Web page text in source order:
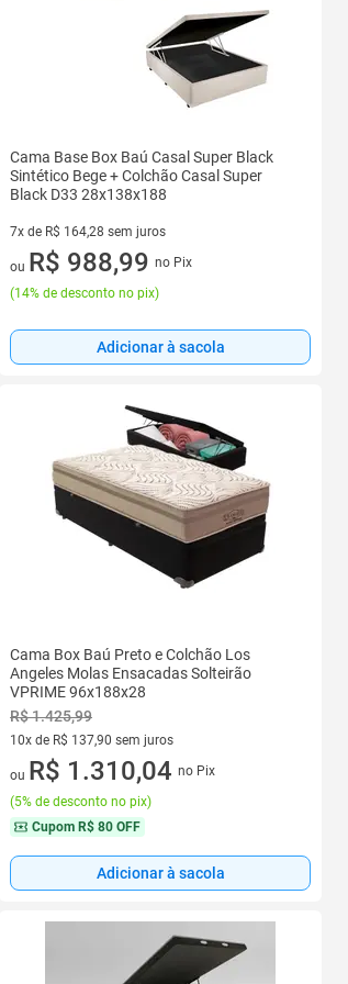
Cama Base Box Baú Casal Super Black
Sintético Bege + Colchão Casal Super
Black D33 28x138x188
7x de R$ 164,28 sem juros
7 vez de R$ 164,28 sem juros
ou R$ 988,99 no Pix
(14% de desconto no pix)
Adicionar à sacola
Cama Box Baú Preto e Colchão Los
Angeles Molas Ensacadas Solteirão
VPRIME 96x188x28
R$ 1.425,99
10x de R$ 137,90 sem juros
10 vez de R$ 137,90 sem juros
ou R$ 1.310,04 no Pix
(5% de desconto no pix)
Cupom R$ 80 OFF
Adicionar à sacola